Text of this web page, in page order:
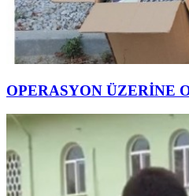
OPERASYON ÜZERİNE